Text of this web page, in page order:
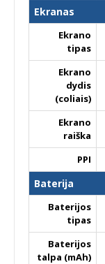
Ekranas
Ekrano
tipas
Ekrano
dydis
(coliais)
Ekrano
raiška
PPI
Baterija
Baterijos
tipas
Baterijos
talpa (mAh)